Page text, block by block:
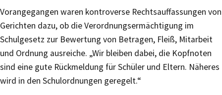
Vorangegangen waren kontroverse Rechtsauffassungen von
Gerichten dazu, ob die Verordnungsermächtigung im
Schulgesetz zur Bewertung von Betragen, Fleiß, Mitarbeit
und Ordnung ausreiche. „Wir bleiben dabei, die Kopfnoten
sind eine gute Rückmeldung für Schüler und Eltern. Näheres
wird in den Schulordnungen geregelt.“